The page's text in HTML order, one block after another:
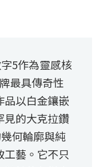
5作為靈感核
最具傳奇性
品以白金鑲嵌
見的大克拉鑽
何輪廓與純
工藝。它不只